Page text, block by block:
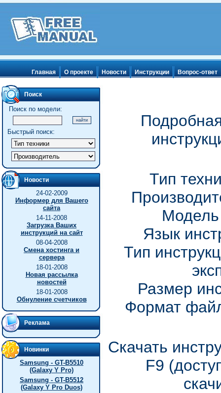
Главная О проекте Новости Инструкции Вопрос-ответ
Поиск
Поиск по модели:
Быстрый поиск:
Новости
24-02-2009
Информер для Вашего
сайта
14-11-2008
Загрузка Ваших
инструкций на сайт
08-04-2008
Смена хостинга и
сервера
18-01-2008
Новая рассылка
новостей
18-01-2008
Обнуление счетчиков
Реклама
Новинки
Samsung - GT-B5510
(Galaxy Y Pro)
Samsung - GT-B5512
(Galaxy Y Pro Duos)
Тип
Язык
Тип
Размер
Формат
Скачать
F9